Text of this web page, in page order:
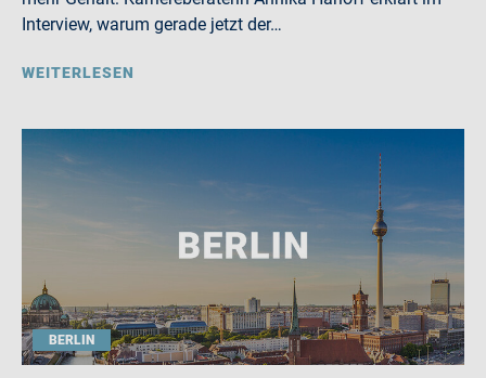
Interview, warum gerade jetzt der…
WEITERLESEN
BERLIN